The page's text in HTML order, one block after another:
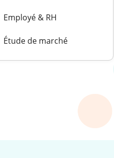
Employé & RH
Étude de marché